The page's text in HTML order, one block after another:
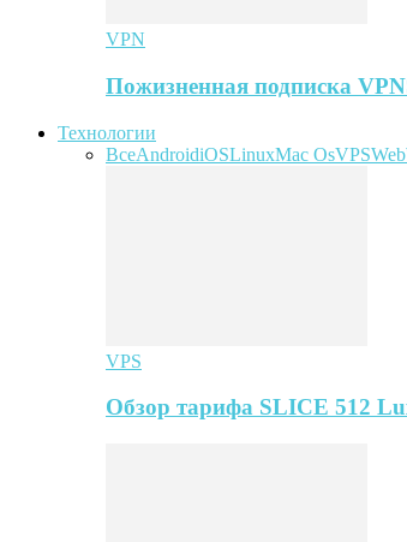
VPN
Пожизненная подписка
Технологии
ВсеAndroidiOSLinuxMac OsVPSWeb
VPS
Обзор тарифа SLICE 512